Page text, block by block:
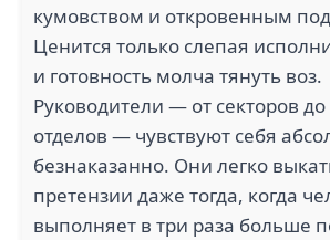
кумовством и откровенным
Ценится только слепая
и готовность молча тянуть воз.
Руководители — от секторов
отделов — чувствуют себя
безнаказанно. Они легко
претензии даже тогда, когда
выполняет в три раза больше